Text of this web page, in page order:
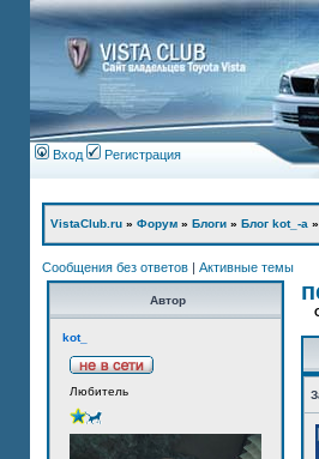
Вход Регистрация
VistaClub.ru » Форум » Блоги » Блог kot_-а »
Сообщения без ответов | Активные темы
Автор
kot_
Любитель